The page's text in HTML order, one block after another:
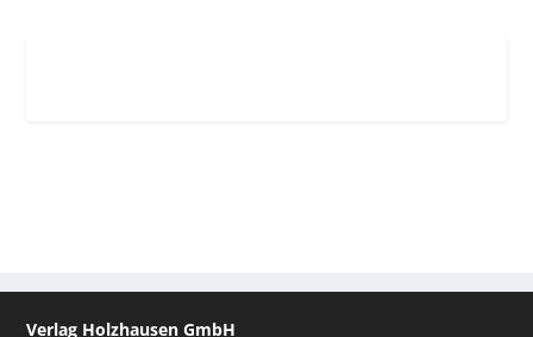
Verlag Holzhausen GmbH